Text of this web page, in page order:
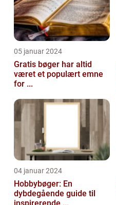
05 januar 2024
Gratis bøger har altid
været et populært emne
for ...
04 januar 2024
Hobbybøger: En
dybdegående guide til